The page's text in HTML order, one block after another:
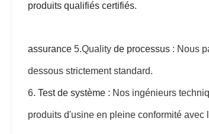
produits qualifiés certifiés.
assurance 5.Quality de processus : Nous
dessous strictement standard.
6. Test de système : Nos ingénieurs
produits d'usine en pleine conformité avec